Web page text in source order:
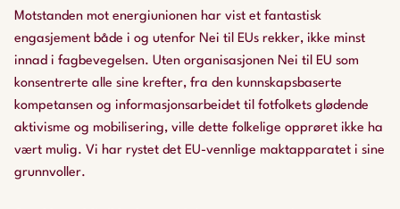
Motstanden mot energiunionen har vist et fantastisk
engasjement både i og utenfor Nei til EUs rekker, ikke minst
innad i fagbevegelsen. Uten organisasjonen Nei til EU som
konsentrerte alle sine krefter, fra den kunnskapsbaserte
kompetansen og informasjonsarbeidet til fotfolkets glødende
aktivisme og mobilisering, ville dette folkelige opprøret ikke ha
vært mulig. Vi har rystet det EU-vennlige maktapparatet i sine
grunnvoller.